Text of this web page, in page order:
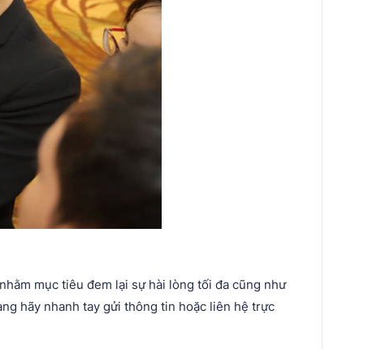
mục tiêu đem lại sự hài lòng tối đa cũng như
hãy nhanh tay gửi thông tin hoặc liên hệ trực